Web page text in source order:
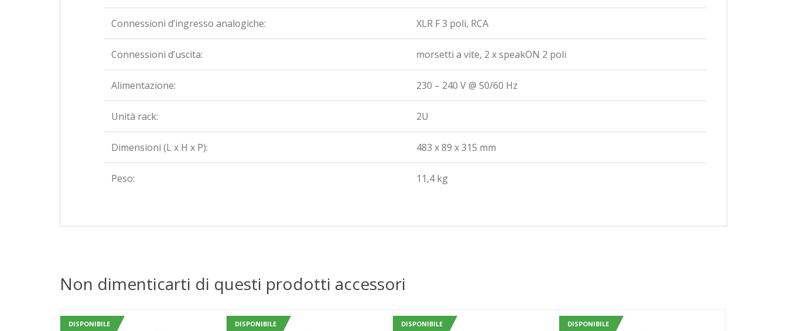
Connessioni d’ingresso analogiche: XLR F 3 poli, RCA
Connessioni d’uscita: morsetti a vite, 2 x speakON 2 poli
Alimentazione: 230 – 240 V @ 50/60 Hz
Unità rack: 2U
Dimensioni (L x H x P): 483 x 89 x 315 mm
Peso: 11,4 kg
Non dimenticarti di questi prodotti accessori
DISPONIBILE DISPONIBILE DISPONIBILE DISPONIBILE